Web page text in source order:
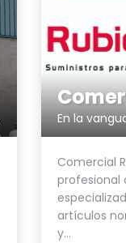
Comercial
profesional
artículos
y...